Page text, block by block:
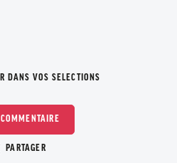
DANS VOS SELECTIONS
PARTAGER